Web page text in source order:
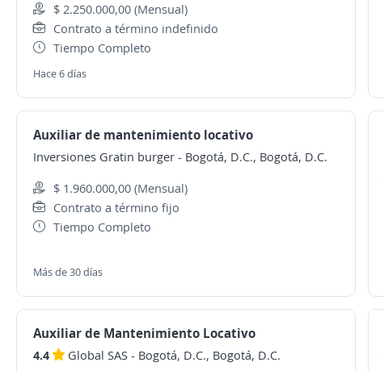
$ 2.250.000,00 (Mensual)
Contrato a término indefinido
Tiempo Completo
Hace 6 días
Auxiliar de mantenimiento locativo
Inversiones Gratin burger - Bogotá, D.C., Bogotá, D.C.
$ 1.960.000,00 (Mensual)
Contrato a término fijo
Tiempo Completo
Más de 30 días
Auxiliar de Mantenimiento Locativo
4.4 Global SAS - Bogotá, D.C., Bogotá, D.C.